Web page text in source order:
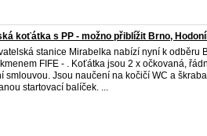
koťátka s PP - možno přiblížit Brno,
stanice Mirabelka nabízí nyní k odběru
FIFE - . Koťátka jsou 2 x očkovaná,
smlouvou. Jsou naučení na kočičí WC a
startovací balíček. ...